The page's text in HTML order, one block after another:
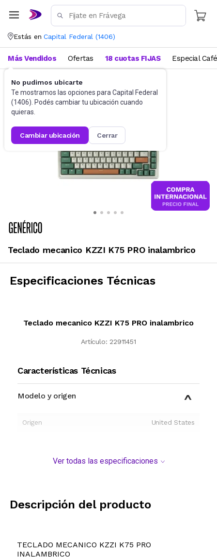
Estás en Capital Federal (1406)
No pudimos ubicarte
Te mostramos las opciones para Capital Federal
(1406). Podés cambiar tu ubicación cuando
quieras.
cambiar ubicación cerrar
Más Vendidos Ofertas 18 cuotas FIJAS Especial Café
Gaming PC Teclados
Teclado mecanico KZZI K75 PRO inalambrico
Especificaciones Técnicas
Teclado mecanico KZZI K75 PRO inalambrico
Artículo: 22911451
Características Técnicas
Modelo y origen
Origen United States
Ver todas las especificaciones
Descripción del producto
TECLADO MECANICO KZZI K75 PRO
INALAMBRICO